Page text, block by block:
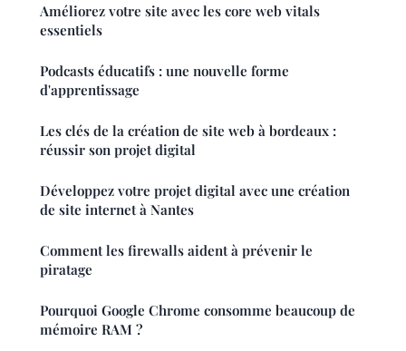
Améliorez votre site avec les core web vitals
essentiels
Podcasts éducatifs : une nouvelle forme
d'apprentissage
Les clés de la création de site web à bordeaux :
réussir son projet digital
Développez votre projet digital avec une création
de site internet à Nantes
Comment les firewalls aident à prévenir le
piratage
Pourquoi Google Chrome consomme beaucoup de
mémoire RAM ?